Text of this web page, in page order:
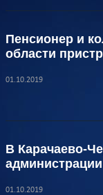
Пенсионер и
области
01.10.2019
В Карачаево-
01.10.2019